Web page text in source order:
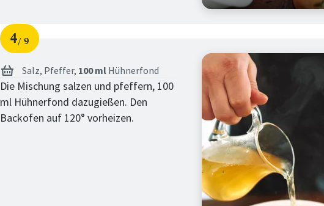
Schritt
4
von
9
Salz, Pfeffer, 100 ml Hühnerfond
Die Mischung salzen und pfeffern, 100
ml Hühnerfond dazugießen. Den
Backofen auf 120° vorheizen.